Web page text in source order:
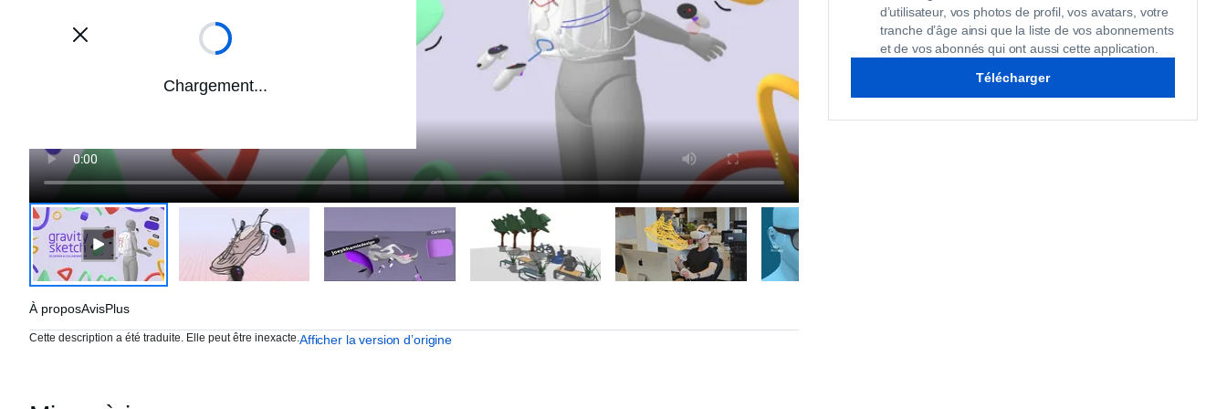
d’utilisateur, vos photos de profil, vos avatars, votre
tranche d’âge ainsi que la liste de vos abonnements
et de vos abonnés qui ont aussi cette application.
Télécharger
À proposAvisPlus
Cette description a été traduite. Elle peut être inexacte. Afficher la version d’origine
Chargement...